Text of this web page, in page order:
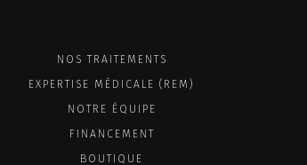
NOS TRAITEMENTS
EXPERTISE MÉDICALE (REM)
NOTRE ÉQUIPE
FINANCEMENT
BOUTIQUE